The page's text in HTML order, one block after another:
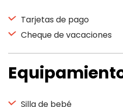
Tarjetas de pago
Cheque de vacaciones
Silla de bebé